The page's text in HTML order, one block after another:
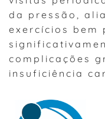
da pressão,
exercícios bem
complicações
insuficiência